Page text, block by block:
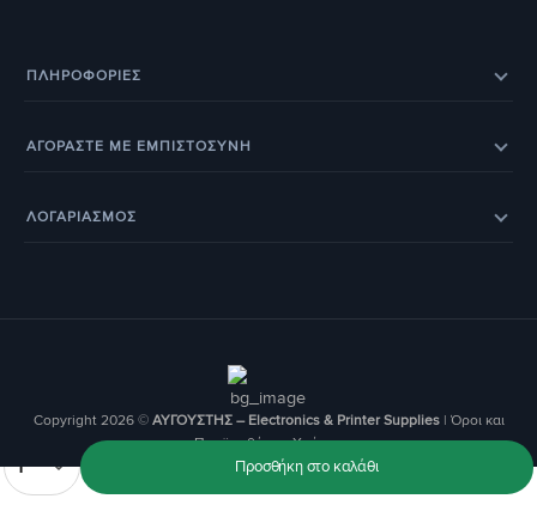
ΠΛΗΡΟΦΟΡΊΕΣ
BOX NOW – Locker Pickup 24/7
ΑΓΟΡΑΣΤΕ ΜΕ ΕΜΠΙΣΤΟΣΥΝΗ
ΛΟΓΑΡΙΑΣΜΟΣ
Copyright 2026 © ΑΥΓΟΥΣΤΗΣ – Electronics & Printer Supplies| Όροι και
Προϋποθέσεις Χρήσης
Προσθήκη στο καλάθι